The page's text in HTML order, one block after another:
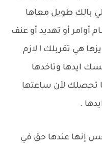
بالك طويل معاها
أو تهديد أو عنف
هي تقربلك ! لازم
ايدها وتاخدها
لأن ساعتها
.
إنها عندها حق في